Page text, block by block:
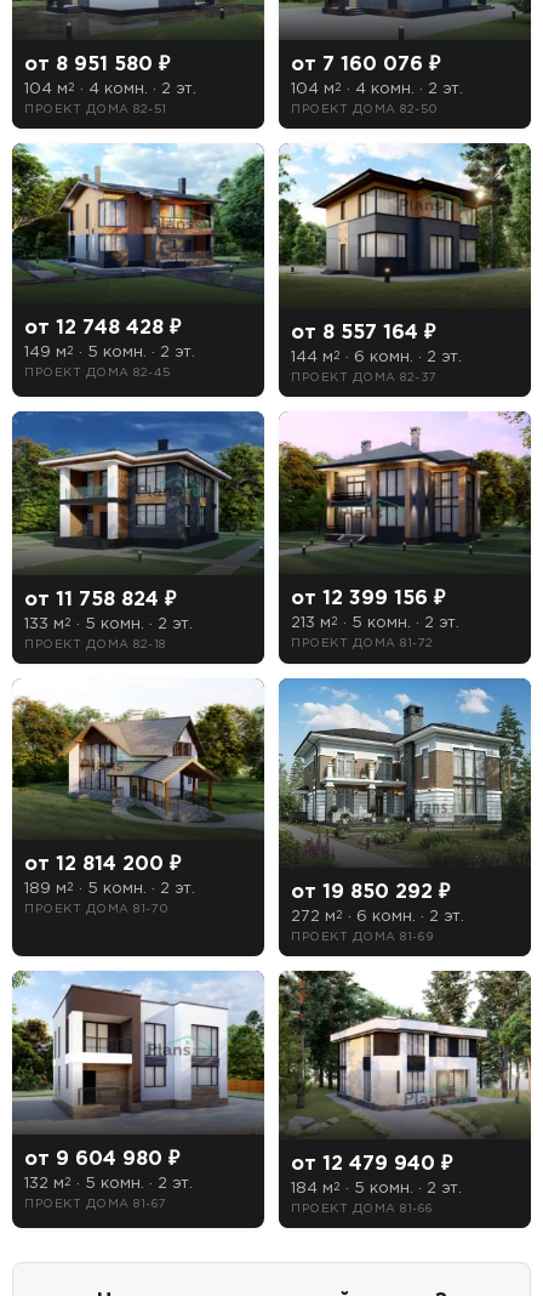
от 8 951 580 ₽
104 м 2 · 4 комн. · 2 эт.
ПРОЕКТ ДОМА 82-51
от 7 160 076 ₽
104 м 2 · 4 комн. · 2 эт.
ПРОЕКТ ДОМА 82-50
от 12 748 428 ₽
149 м2 · 5 комн. · 2 эт.
ПРОЕКТ ДОМА 82-45
от 8 557 164 ₽
144 м2 · 6 комн. · 2 эт.
ПРОЕКТ ДОМА 82-37
от 11 758 824 ₽
133 м2 · 5 комн. · 2 эт.
ПРОЕКТ ДОМА 82-18
от 12 399 156 ₽
213 м2 · 5 комн. · 2 эт.
ПРОЕКТ ДОМА 81-72
от 12 814 200 ₽
189 м 2 · 5 комн. · 2 эт.
ПРОЕКТ ДОМА 81-70
от 19 850 292 ₽
272 м2 · 6 комн. · 2 эт.
ПРОЕКТ ДОМА 81-69
от 9 604 980 ₽
132 м 2 · 5 комн. · 2 эт.
ПРОЕКТ ДОМА 81-67
от 12 479 940 ₽
184 м2 · 5 комн. · 2 эт.
ПРОЕКТ ДОМА 81-66
Особенности
1 гараж
2 гаража
3 гаража
Бассейн
Второй свет
Кухня-столовая
Сауна
Терраса
Цоколь
Есть
Нет